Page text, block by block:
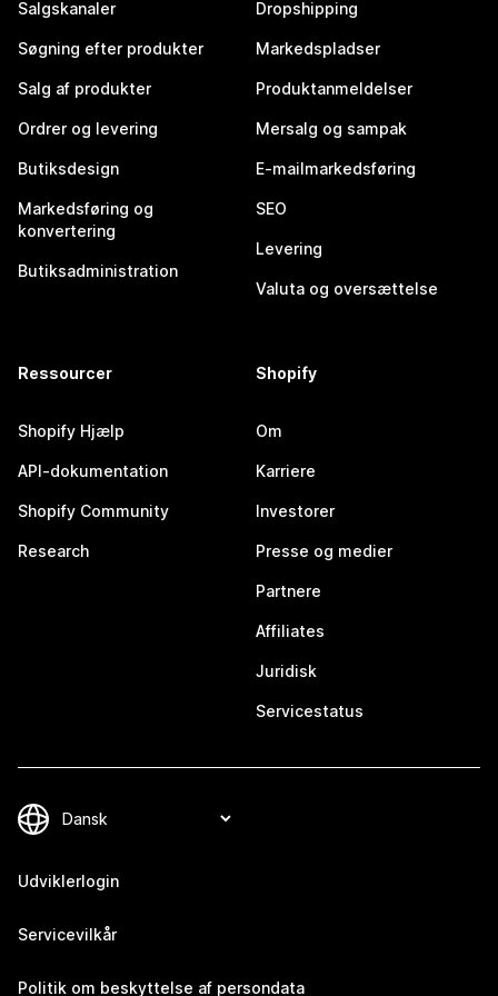
Salgskanaler
Søgning efter produkter
Salg af produkter
Ordrer og levering
Butiksdesign
Markedsføring og
konvertering
Butiksadministration
Dropshipping
Markedspladser
Produktanmeldelser
Mersalg og sampak
E-mailmarkedsføring
SEO
Levering
Valuta og oversættelse
Ressourcer
Shopify Hjælp
API-dokumentation
Shopify Community
Research
Shopify
Om
Karriere
Investorer
Presse og medier
Partnere
Affiliates
Juridisk
Servicestatus
Udviklerlogin
Servicevilkår
Politik om beskyttelse af persondata